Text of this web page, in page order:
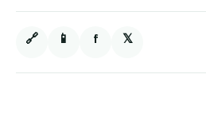
𝕏
f
📱
🔗